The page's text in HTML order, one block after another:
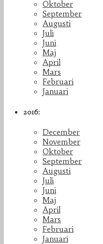
Oktober
September
Augusti
Juli
Juni
Maj
April
Mars
Februari
Januari
2016:
December
November
Oktober
September
Augusti
Juli
Juni
Maj
April
Mars
Februari
Januari